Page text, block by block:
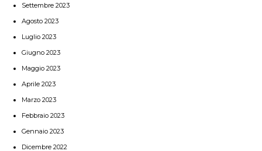
Settembre 2023
Agosto 2023
Luglio 2023
Giugno 2023
Maggio 2023
Aprile 2023
Marzo 2023
Febbraio 2023
Gennaio 2023
Dicembre 2022